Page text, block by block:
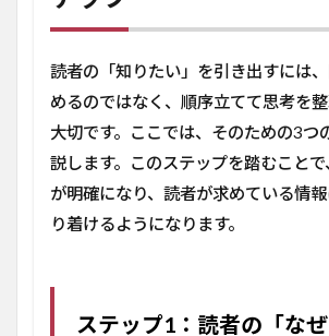
す3
つの
ップ
1.1
ステッ
読者の
「な
ぜ？」
を深掘
ステ
読者の「知りたい」を引き出すには
めるのではなく、順序立てて思考を
大切です。ここでは、そのための3つ
説します。このステップを踏むこと
が明確になり、読者が求めている情
り着けるようになります。
ステップ1：読者の「な